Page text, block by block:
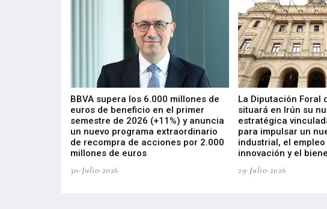
BBVA supera los 6.000 millones de
euros de beneficio en el primer
semestre de 2026 (+11%) y anuncia
un nuevo programa extraordinario
de recompra de acciones por 2.000
millones de euros
30-Julio-2026
La Diputación Foral
situará en Irún su
estratégica
para impulsar un
industrial, el
innovación y el
29-Julio-2026